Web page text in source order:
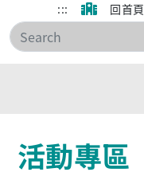
::: 回首頁
活動專區